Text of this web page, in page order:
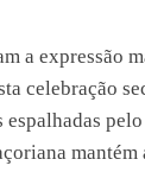
a expressão
celebração
mantém